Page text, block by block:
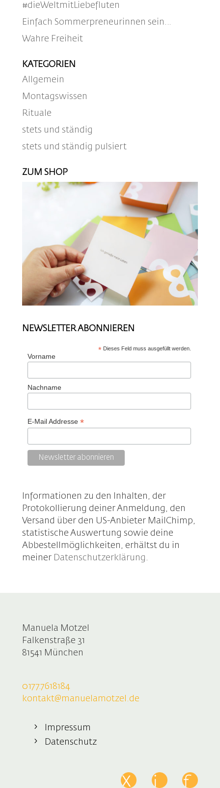
#dieWeltmitLiebefluten
Einfach Sommerpreneurinnen sein…
Wahre Freiheit
KATEGORIEN
Allgemein
Montagswissen
Rituale
stets und ständig
stets und ständig pulsiert
ZUM SHOP
NEWSLETTER ABONNIEREN
* Dieses Feld muss ausgefüllt werden.
Vorname
Nachname
E-Mail Addresse *
Informationen zu den Inhalten, der
Protokollierung deiner Anmeldung, den
Versand über den US-Anbieter MailChimp,
statistische Auswertung sowie deine
Abbestellmöglichkeiten, erhältst du in
meiner Datenschutzerklärung .
Manuela Motzel
Falkenstraße 31
81541 München
0177.7618184
kontakt@manuelamotzel.de
Impressum
Datenschutz